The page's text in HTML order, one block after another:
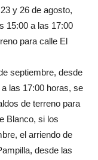
y 26 de agosto,
15:00 a las 17:00
para calle El
septiembre, desde
las 17:00 horas, se
de terreno para
Blanco, si los
el arriendo de
desde las